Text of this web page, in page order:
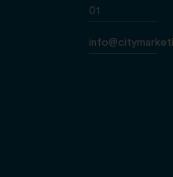
01